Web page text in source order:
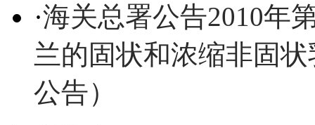
·海关总署公告2010年
兰的固状和浓缩非固
公告）